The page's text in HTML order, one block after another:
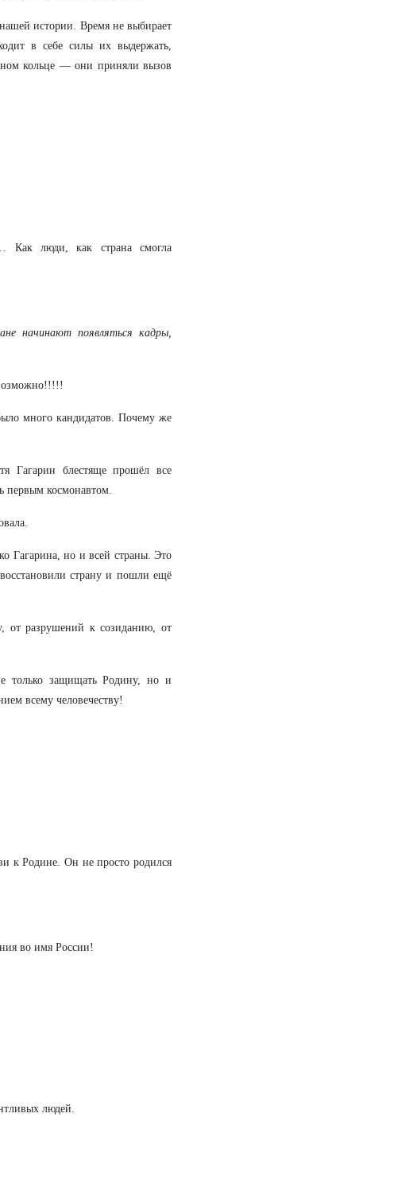
истории. Время не выбирает
в себе силы их выдержать,
кольце — они приняли вызов
Как люди, как страна смогла
начинают появляться кадры,
много кандидатов. Почему же
Гагарин блестяще прошёл все
первым космонавтом.
Гагарина, но и всей страны. Это
страну и пошли ещё
от разрушений к созиданию, от
только защищать Родину, но и
всему человечеству!
к Родине. Он не просто родился
во имя России!
людей.